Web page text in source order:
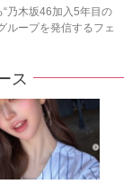
乃木坂46加入5年目の
ループを発信するフェ
ス